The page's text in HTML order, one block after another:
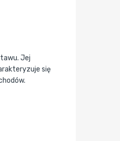
Jej
się